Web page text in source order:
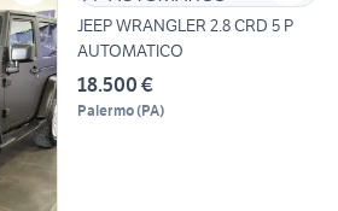
JEEP WRANGLER 2.8 CRD 5 P
AUTOMATICO
18.500 €
Palermo(PA)